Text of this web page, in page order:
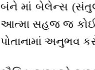
બંને માં બેલેન્સ
આત્મા સહજ જ
પોતાનામાં અનુભવ